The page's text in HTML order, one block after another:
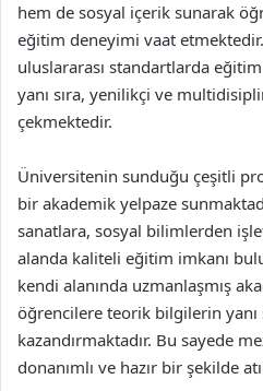
hem de sosyal içerik sunarak
eğitim deneyimi vaat
uluslararası standartlarda
yanı sıra, yenilikçi ve
çekmektedir.
Üniversitenin sunduğu çeşitli
bir akademik yelpaze
sanatlara, sosyal bilimlerden
alanda kaliteli eğitim imkanı
kendi alanında uzmanlaşmış
öğrencilere teorik bilgilerin
kazandırmaktadır. Bu sayede
donanımlı ve hazır bir şekilde